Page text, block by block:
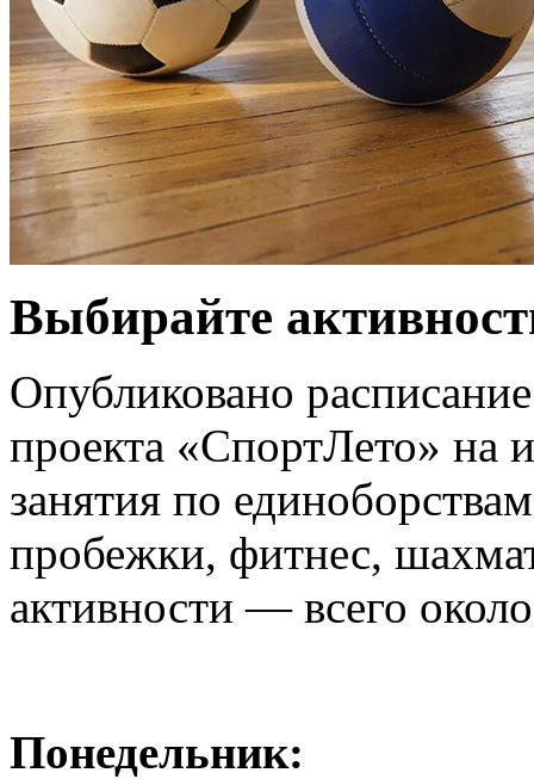
Выбирайте
Опубликовано
проекта «СпортЛето» на
занятия по
пробежки, фитнес,
активности — всего
Понедельник: